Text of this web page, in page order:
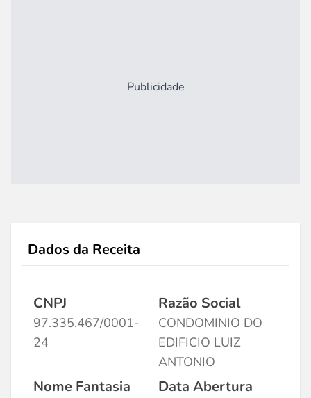
Publicidade
Dados da Receita
CNPJ
97.335.467/0001-
24
Razão Social
CONDOMINIO DO
EDIFICIO LUIZ
ANTONIO
Nome Fantasia Data Abertura